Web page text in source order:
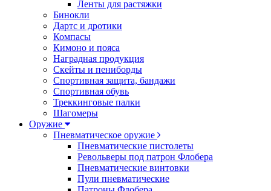
Ленты для растяжки
Бинокли
Дартс и дротики
Компасы
Кимоно и пояса
Наградная продукция
Скейты и пениборды
Спортивная защита, бандажи
Спортивная обувь
Треккинговые палки
Шагомеры
Оружие
Пневматическое оружие
Пневматические пистолеты
Револьверы под патрон Флобера
Пневматические винтовки
Пули пневматические